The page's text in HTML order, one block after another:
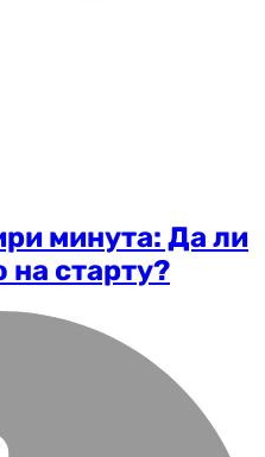
минута: Да ли
на старту?